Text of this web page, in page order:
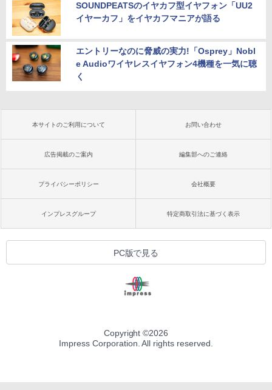
SOUNDPEATSのイヤカフ型イヤフォン「UU2
イヤーカフ」をイヤカフマニアが語る
エントリーなのに脅威の実力!「Osprey」Nobl
e Audioワイヤレスイヤフォン4機種を一気に聴
く
本サイトのご利用について お問い合わせ
広告掲載のご案内 編集部へのご連絡
プライバシーポリシー 会社概要
インプレスグループ 特定商取引法に基づく表示
PC版で見る
Copyright ©2026
Impress Corporation. All rights reserved.